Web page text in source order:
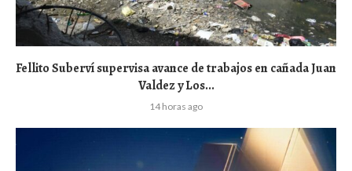
Fellito Suberví supervisa avance de trabajos en cañada Juan
Valdez y Los...
14 horas ago